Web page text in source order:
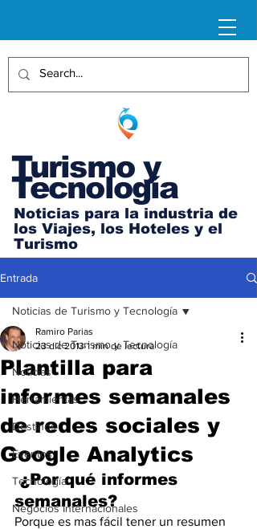
Turismo y
Tecnología
Noticias para la industria de
los Viajes, los Hoteles y el
Turismo
Entrada
Noticias de Turismo y Tecnología
Noticias
Herramientas
Destinos
Eventos
Tecnología
Negocios Internacionales
Noticias de Turismo y Tecnología
Plantilla para
informes semanales
de redes sociales y
Google Analytics
Ramiro Parias
23 dic 2013 1 min de lectura
¿Por qué informes
semanales?
Porque es mas fácil tener un resumen